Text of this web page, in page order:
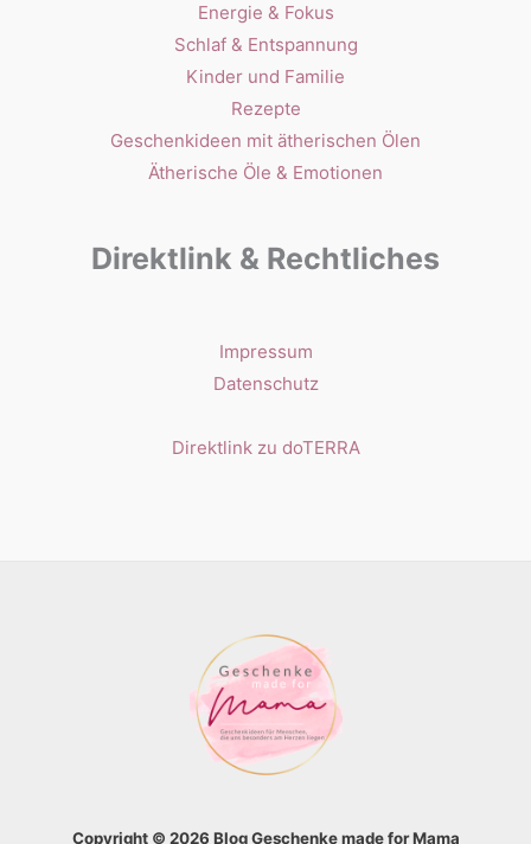
Energie & Fokus
Schlaf & Entspannung
Kinder und Familie
Rezepte
Geschenkideen mit ätherischen Ölen
Ätherische Öle & Emotionen
Direktlink & Rechtliches
Impressum
Datenschutz
Direktlink zu doTERRA
Copyright © 2026 Blog Geschenke made for Mama